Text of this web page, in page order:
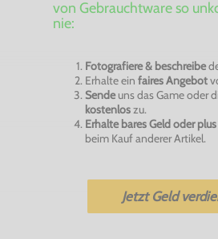
von Gebrauchtware so
nie:
Fotografiere & beschreibe
Erhalte ein faires Angebot
Sendeuns das Game oder
kostenloszu.
Erhalte bares Geld oder
beim Kauf anderer Artikel.
Jetzt Geld